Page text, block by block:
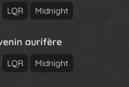
LQR Midnight
aurifère
LQR Midnight